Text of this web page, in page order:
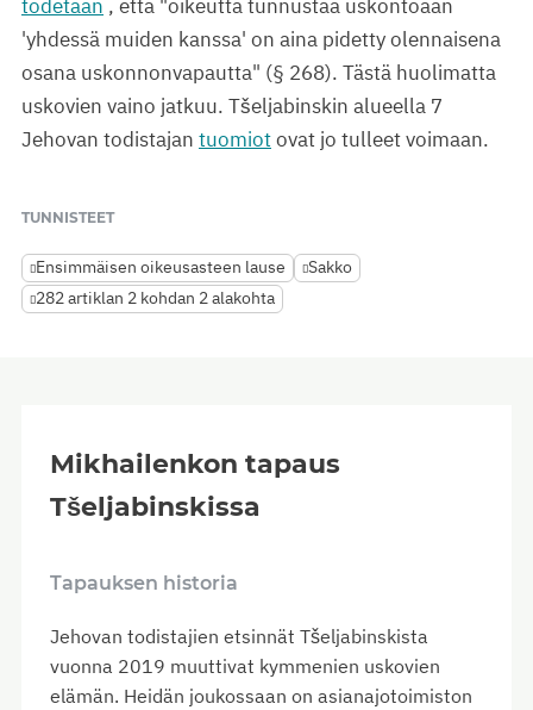
todetaan , että "oikeutta tunnustaa uskontoaan
'yhdessä muiden kanssa' on aina pidetty olennaisena
osana uskonnonvapautta" (§ 268). Tästä huolimatta
uskovien vaino jatkuu. Tšeljabinskin alueella 7
Jehovan todistajan tuomiotovat jo tulleet voimaan.
TUNNISTEET
Ensimmäisen oikeusasteen lause
Sakko
282 artiklan 2 kohdan 2 alakohta
Mikhailenkon tapaus
Tšeljabinskissa
Tapauksen historia
Jehovan todistajien etsinnät Tšeljabinskista
vuonna 2019 muuttivat kymmenien uskovien
elämän. Heidän joukossaan on asianajotoimiston